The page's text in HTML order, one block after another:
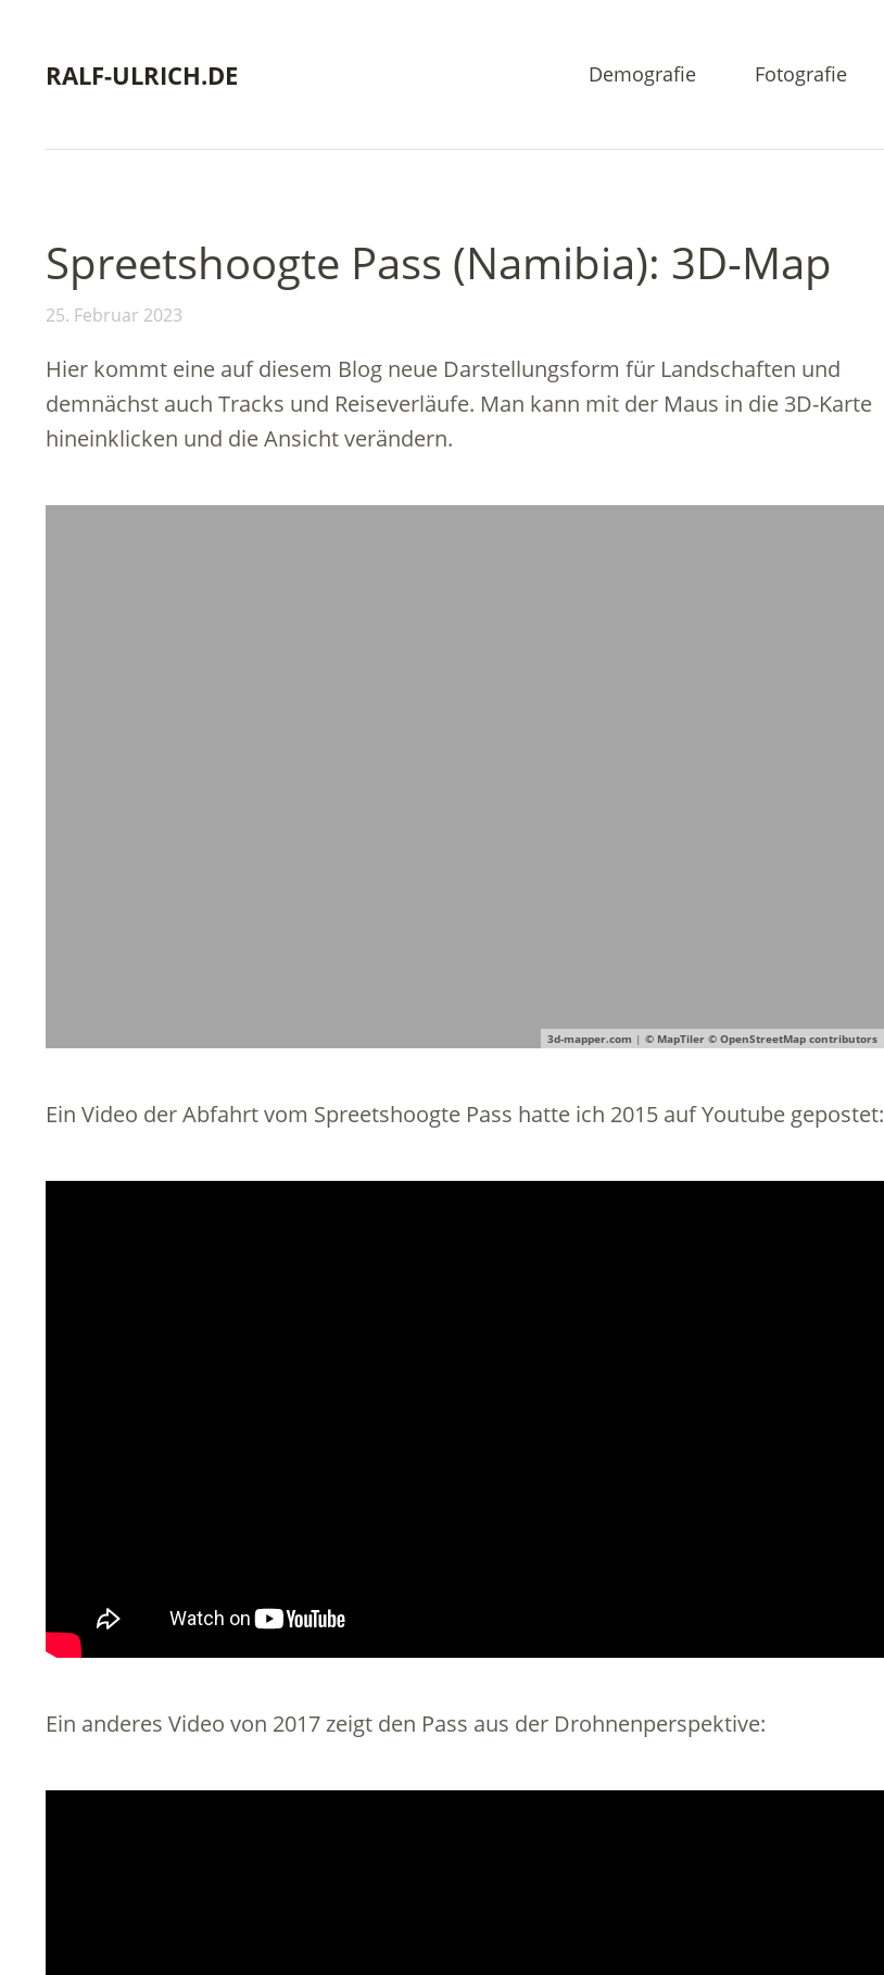
RALF-ULRICH.DE Demografie Fotografie
Spreetshoogte Pass (Namibia): 3D-Map
25. Februar 2023
Hier kommt eine auf diesem Blog neue Darstellungsform für Landschaften und
demnächst auch Tracks und Reiseverläufe. Man kann mit der Maus in die 3D-Karte
hineinklicken und die Ansicht verändern.
3d-mapper.com |© MapTiler © OpenStreetMap contributors
Ein Video der Abfahrt vom Spreetshoogte Pass hatte ich 2015 auf Youtube gepostet:
Ein anderes Video von 2017 zeigt den Pass aus der Drohnenperspektive: